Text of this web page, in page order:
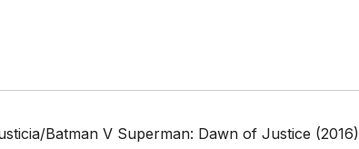
Batman V Superman: Dawn of Justice (2016)